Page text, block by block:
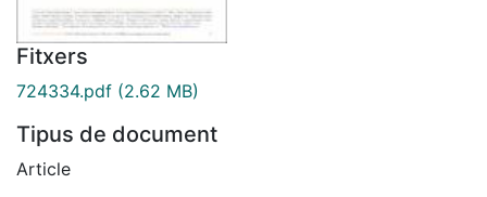
Fitxers
724334.pdf (2.62 MB)
Tipus de document
Article